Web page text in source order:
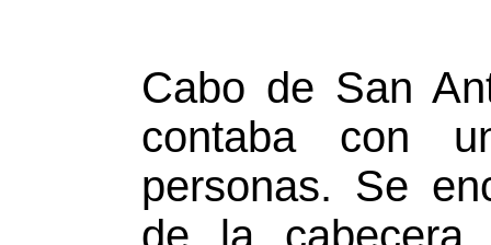
Cabo de San
contaba con
personas. Se
de la cabecera